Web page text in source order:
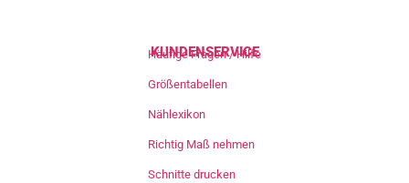
KUNDENSERVICE
Häufige Fragen / Hilfe
Größentabellen
Nählexikon
Richtig Maß nehmen
Schnitte drucken